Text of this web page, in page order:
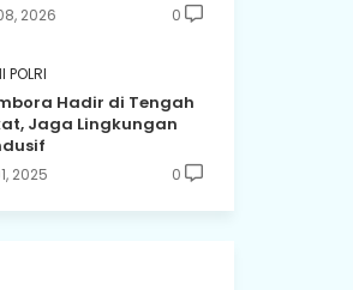
2026 0
POLRI
Hadir di Tengah
Jaga Lingkungan
2025 0